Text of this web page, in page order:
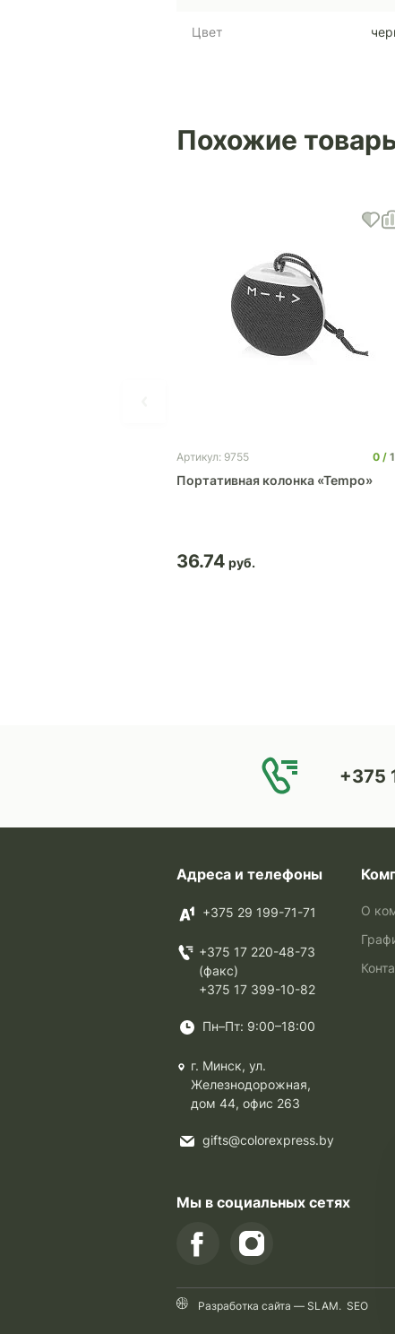
Цвет
Похожие
Артикул: 9755 0
Портативная колонка «Tempo»
36.74
+375
Адреса и телефоны
+375 29 199-71-71
+375 17 220-48-73
(факс)
+375 17 399-10-82
Пн–Пт: 9:00–18:00
г. Минск, ул.
Железнодорожная,
дом 44, офис 263
gifts@colorexpress.by
О
Мы в социальных сетях
Разработка сайта — SLAM. SEO